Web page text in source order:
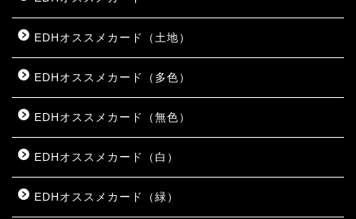
EDHオススメカード（土地）
EDHオススメカード（多色）
EDHオススメカード（無色）
EDHオススメカード（白）
EDHオススメカード（緑）